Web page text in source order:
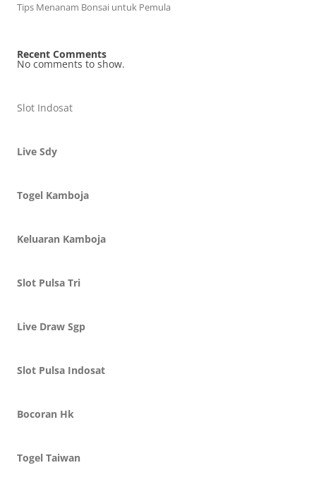
Tips Menanam Bonsai untuk Pemula
Recent Comments
No comments to show.
Slot Indosat
Live Sdy
Togel Kamboja
Keluaran Kamboja
Slot Pulsa Tri
Live Draw Sgp
Slot Pulsa Indosat
Bocoran Hk
Togel Taiwan